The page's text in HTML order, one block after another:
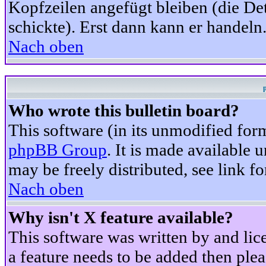
Kopfzeilen angefügt bleiben (die
schickte). Erst dann kann er handeln.
Nach oben
Who wrote this bulletin board?
This software (in its unmodified
phpBB Group. It is made available
may be freely distributed, see link
Nach oben
Why isn't X feature available?
This software was written by and
a feature needs to be added then